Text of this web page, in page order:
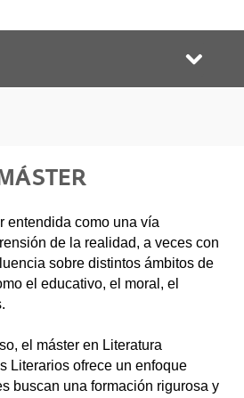
entendida como una vía
de la realidad, a veces con
sobre distintos ámbitos de
el educativo, el moral, el
el máster en Literatura
Literarios ofrece un enfoque
buscan una formación rigurosa y